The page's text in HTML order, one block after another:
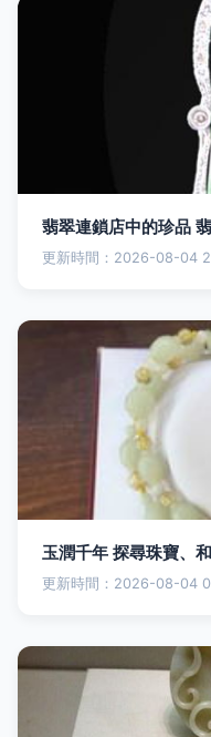
翡翠連鎖店中的珍品
更新時間：2026-08-04
玉潤千年 探尋珠寶、
更新時間：2026-08-04